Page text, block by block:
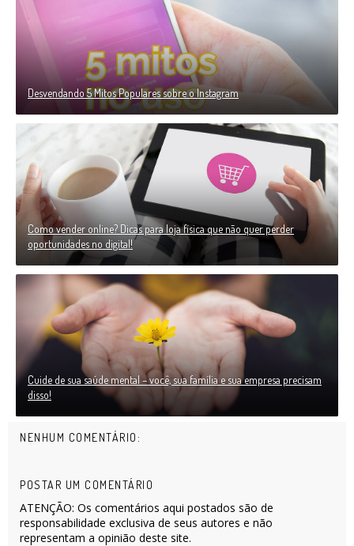
Desvendando 5 Mitos Populares sobre o Instagram
Como vender online? Dicas para loja física que não quer perder
oportunidades no digital!
Cuide de sua saúde mental – você, sua família e sua empresa precisam
disso!
NENHUM COMENTÁRIO:
POSTAR UM COMENTÁRIO
ATENÇÃO: Os comentários aqui postados são de
responsabilidade exclusiva de seus autores e não
representam a opinião deste site.